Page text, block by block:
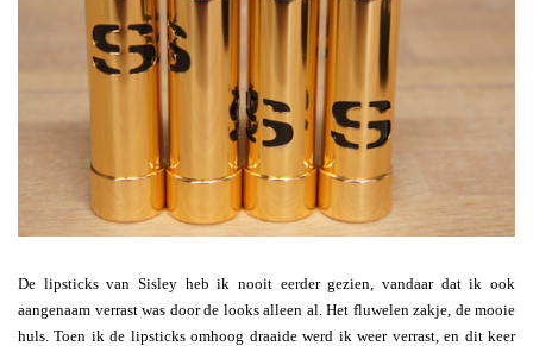
De lipsticks van Sisley heb ik nooit eerder gezien, vandaar dat ik ook
aangenaam verrast was door de looks alleen al. Het fluwelen zakje, de mooie
huls. Toen ik de lipsticks omhoog draaide werd ik weer verrast, en dit keer